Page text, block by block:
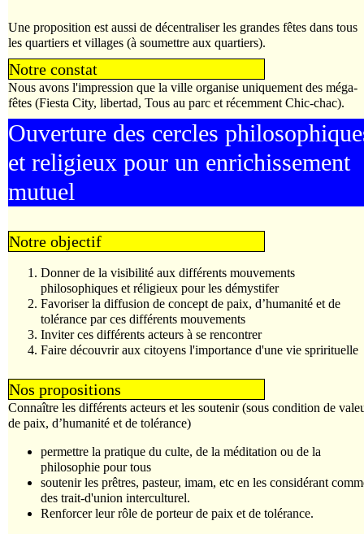
Une proposition est aussi de décentraliser les grandes fêtes dans tous
les quartiers et villages (à soumettre aux quartiers).
Notre constat
Nous avons l'impression que la ville organise uniquement des méga-
fêtes (Fiesta City, libertad, Tous au parc et récemment Chic-chac).
Ouverture des cercles
et religieux pour un enrichissement
mutuel
Notre objectif
Donner de la visibilité aux différents mouvements
philosophiques et réligieux pour les démystifer
Favoriser la diffusion de concept de paix, d’humanité et de
tolérance par ces différents mouvements
Inviter ces différents acteurs à se rencontrer
Faire découvrir aux citoyens l'importance d'une vie sprirituelle
Nos propositions
Connaître les différents acteurs et les soutenir (sous condition de
de paix, d’humanité et de tolérance)
permettre la pratique du culte, de la méditation ou de la
philosophie pour tous
soutenir les prêtres, pasteur, imam, etc en les considérant
des trait-d'union interculturel.
Renforcer leur rôle de porteur de paix et de tolérance.